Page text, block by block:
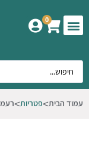
0
עמוד הבית פטריות